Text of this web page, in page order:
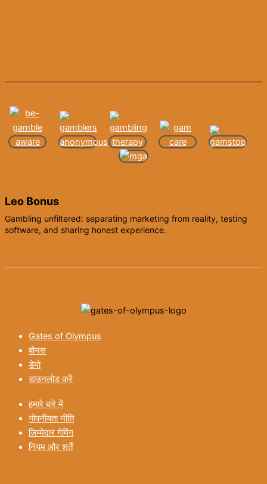
Leo Bonus
Gambling unfiltered: separating marketing from reality, testing
software, and sharing honest experience.
Gates of Olympus
बोनस
डेमो
डाउनलोड करें
हमारे बारे में
गोपनीयता नीति
जिम्मेदार गेमिंग
नियम और शर्तें